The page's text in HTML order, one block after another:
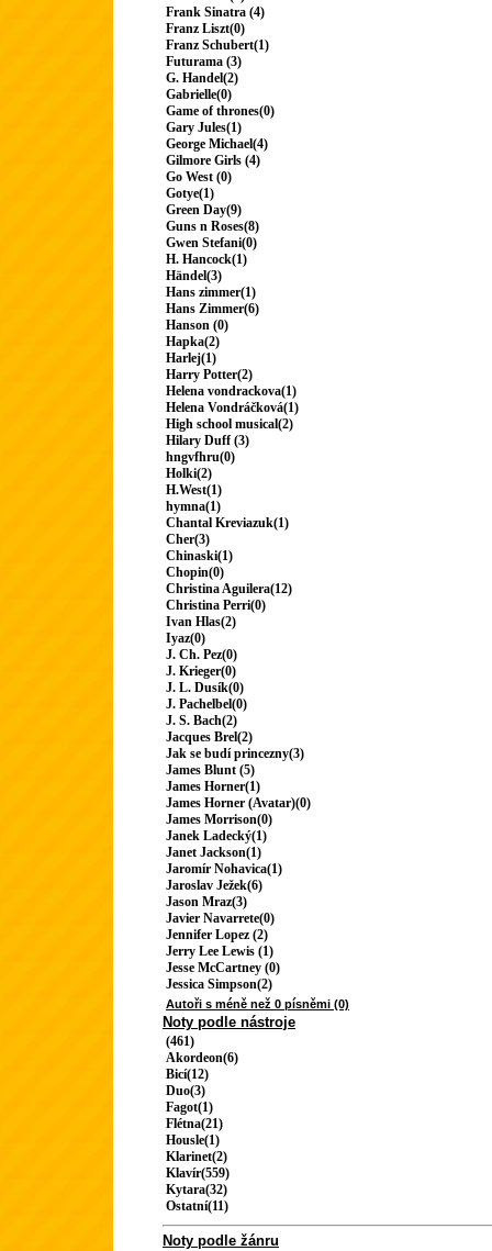
Frank Sinatra (4)
Franz Liszt(0)
Franz Schubert(1)
Futurama (3)
G. Handel(2)
Gabrielle(0)
Game of thrones(0)
Gary Jules(1)
George Michael(4)
Gilmore Girls (4)
Go West (0)
Gotye(1)
Green Day(9)
Guns n Roses(8)
Gwen Stefani(0)
H. Hancock(1)
Händel(3)
Hans zimmer(1)
Hans Zimmer(6)
Hanson (0)
Hapka(2)
Harlej(1)
Harry Potter(2)
Helena vondrackova(1)
Helena Vondráčková(1)
High school musical(2)
Hilary Duff (3)
hngvfhru(0)
Holki(2)
H.West(1)
hymna(1)
Chantal Kreviazuk(1)
Cher(3)
Chinaski(1)
Chopin(0)
Christina Aguilera(12)
Christina Perri(0)
Ivan Hlas(2)
Iyaz(0)
J. Ch. Pez(0)
J. Krieger(0)
J. L. Dusík(0)
J. Pachelbel(0)
J. S. Bach(2)
Jacques Brel(2)
Jak se budí princezny(3)
James Blunt (5)
James Horner(1)
James Horner (Avatar)(0)
James Morrison(0)
Janek Ladecký(1)
Janet Jackson(1)
Jaromír Nohavica(1)
Jaroslav Ježek(6)
Jason Mraz(3)
Javier Navarrete(0)
Jennifer Lopez (2)
Jerry Lee Lewis (1)
Jesse McCartney (0)
Jessica Simpson(2)
Autoři s méně než 0 písněmi (0)
Noty podle nástroje
(461)
Akordeon(6)
Bicí(12)
Duo(3)
Fagot(1)
Flétna(21)
Housle(1)
Klarinet(2)
Klavír(559)
Kytara(32)
Ostatní(11)
Noty podle žánru